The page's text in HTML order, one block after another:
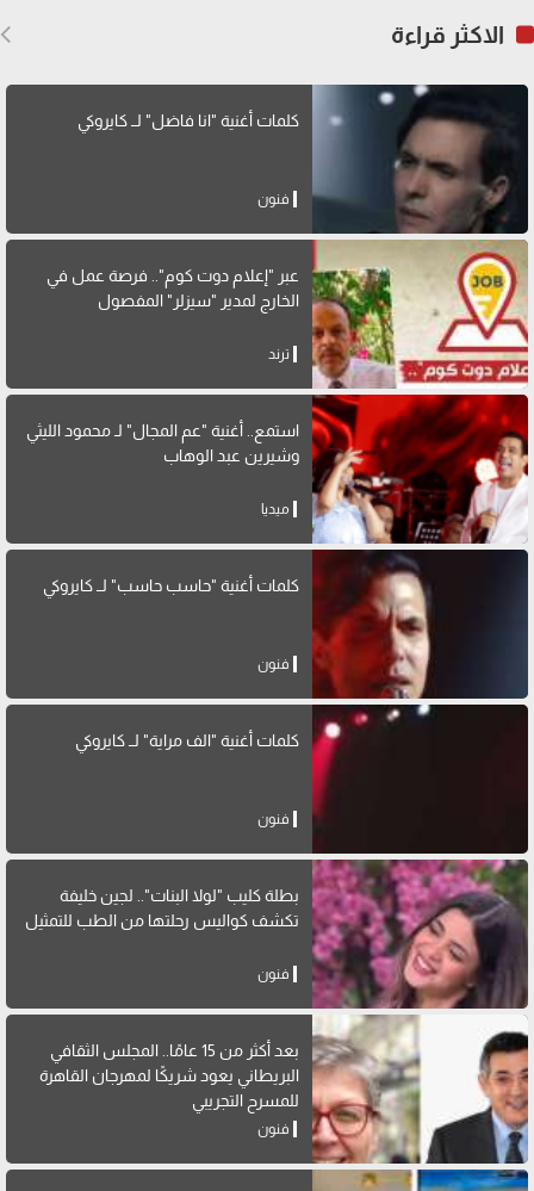
الاكثر قراءة
كلمات أغنية "انا فاضل" لــ كايروكي
فنون
عبر "إعلام دوت كوم".. فرصة عمل في
الخارج لمدير "سيزلر" المفصول
ترند
استمع.. أغنية "عم المجال" لـ محمود الليثي
وشيرين عبد الوهاب
ميديا
كلمات أغنية "حاسب حاسب" لــ كايروكي
فنون
كلمات أغنية "الف مراية" لــ كايروكي
فنون
بطلة كليب "لولا البنات".. لجين خليفة
تكشف كواليس رحلتها من الطب للتمثيل
فنون
بعد أكثر من 15 عامًا.. المجلس الثقافي
البريطاني يعود شريكًا لمهرجان القاهرة
للمسرح التجريبي
فنون